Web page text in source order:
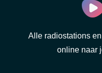
Alle radiostations
online naar